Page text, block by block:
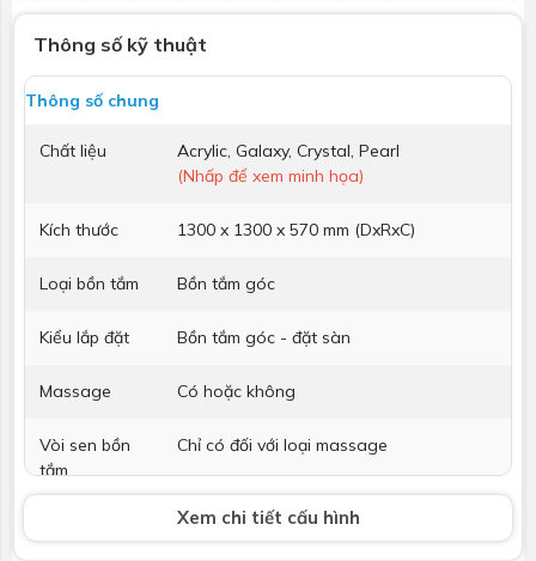
Thông số kỹ thuật
Thông số chung
Chất liệu
Acrylic, Galaxy, Crystal, Pearl
(Nhấp để xem minh họa)
Kích thước 1300 x 1300 x 570 mm (DxRxC)
Loại bồn tắm Bồn tắm góc
Kiểu lắp đặt Bồn tắm góc - đặt sàn
Massage Có hoặc không
Vòi sen bồn
tắm
Chỉ có đối với loại massage
theo
Không bao gồm
Xem chi tiết cấu hình